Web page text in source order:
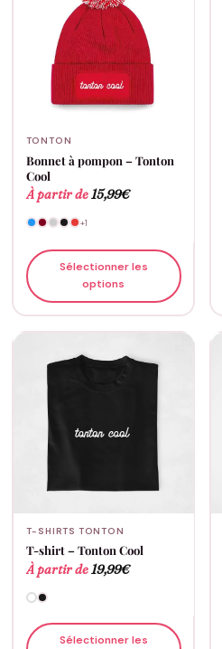
TONTON
Bonnet à pompon – Tonton
Cool
À partir de15,99€
+1
Sélectionner les
options
T-SHIRTS TONTON
T-shirt – Tonton Cool
À partir de 19,99€
Sélectionner les